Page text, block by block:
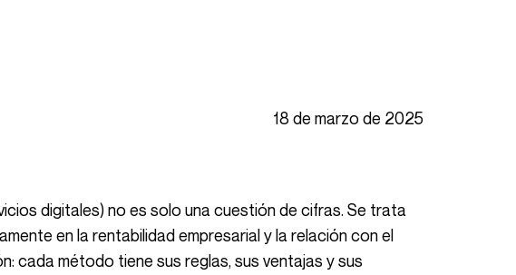
18 de marzo de 2025
en la rentabilidad empresarial y la relación con el
cada método tiene sus reglas, sus ventajas y sus